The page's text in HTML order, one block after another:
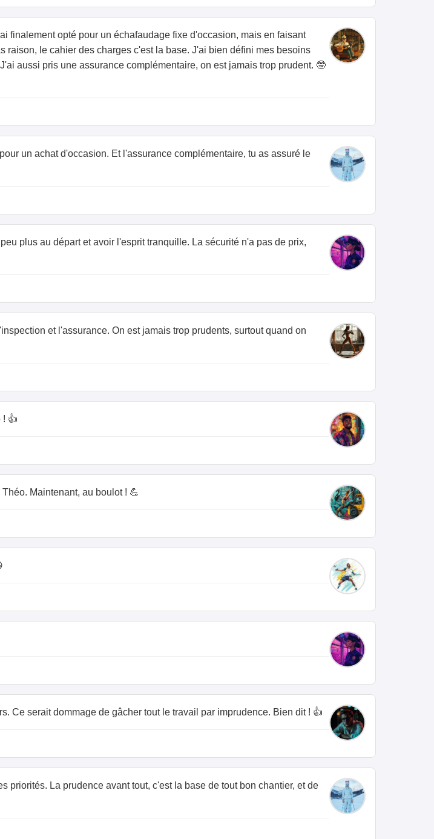
finalement opté pour un échafaudage fixe d'occasion, mais en faisant
le cahier des charges c'est la base. J'ai bien défini mes besoins
aussi pris une assurance complémentaire, on est jamais trop prudent. 🤓
un achat d'occasion. Et l'assurance complémentaire, tu as assuré le
plus au départ et avoir l'esprit tranquille. La sécurité n'a pas de prix,
et l'assurance. On est jamais trop prudents, surtout quand on
! 👍
Maintenant, au boulot ! 💪
Ce serait dommage de gâcher tout le travail par imprudence. Bien dit ! 👍
La prudence avant tout, c'est la base de tout bon chantier, et de